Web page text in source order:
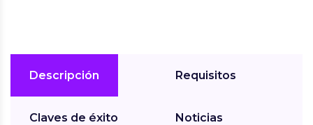
Descripción
Claves de éxito
Requisitos
Noticias